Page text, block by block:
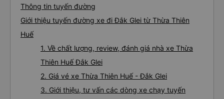
Thông tin tuyến đường
Giới thiệu tuyến đường xe đi Đắk Glei từ Thừa Thiên
Huế
1. Về chất lượng, review, đánh giá nhà xe Thừa
Thiên Huế Đắk Glei
2. Giá vé xe Thừa Thiên Huế - Đắk Glei
3. Giới thiệu, tư vấn các dòng xe chạy tuyến